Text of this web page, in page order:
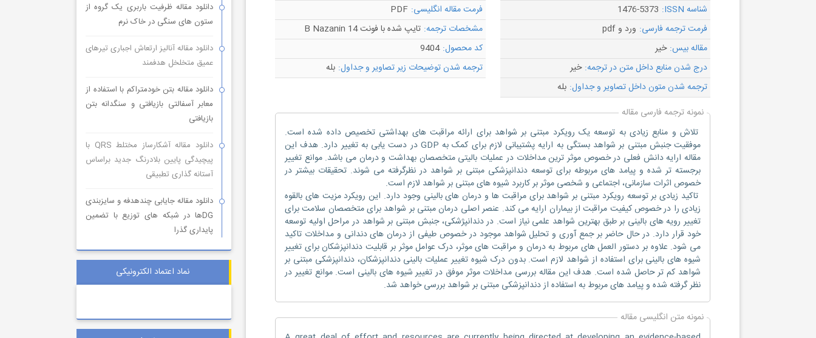
شناسه ISSN:
1476-5373 فرمت مقاله انگلیسی: PDF
فرمت ترجمه فارسی: ورد و pdf مشخصات ترجمه: تایپ شده با فونت B Nazanin 14
مقاله بیس: خیر کد محصول: 9404
درج شدن منابع داخل متن در ترجمه: خیر ترجمه شدن توضیحات زیر تصاویر و جداول: بله
ترجمه شدن متون داخل تصاویر و جداول: بله
نمونه ترجمه فارسی مقاله
تلاش و منابع زیادی به توسعه یک رویکرد مبتنی بر شواهد برای ارائه مراقبت های بهداشتی تخصیص داده شده است.
موفقیت جنبش مبتنی بر شواهد بستگی به ارایه پشتیبانی لازم برای کمک به GDP در دست یابی به تغییر دارد. هدف این
مقاله ارایه دانش فعلی در خصوص موثر ترین مداخلات در عملیات بالیتی متخصصان بهداشت و درمان می باشد. موانع تغییر
برجسته تر شده و پیامد های مربوطه برای توسعه دندانپزشکی مبتنی بر شواهد در نظرگرفته می شوند. تحقیقات بیشتر در
خصوص اثرات سازمانی، اجتماعی و شخصی موثر بر کاربرد شیوه های مبتنی بر شواهد لازم است.
تاکید زیادی بر توسعه رویکرد مبتنی بر شواهد برای مراقبت ها و درمان های بالینی وجود دارد. این رویکرد مزیت های بالقوه
زیادی را در خصوص کیفیت مراقبت از بیماران ارایه می کند. عنصر اصلی درمان مبتنی بر شواهد برای متخصصان سلامت برای
تغییر رویه های بالینی بر طبق بهترین شواهد علمی نیاز است. در دندانپژشکی، جنبش مبتنی بر شواهد در مراحل اولیه توسعه
خود قرار دارد. در حال حاضر بر جمع آوری و تحلیل شواهد موجود در خصوص طیفی از درمان های دندانی و مداخلات تاکید
می شود. علاوه بر دستور العمل های مربوط به درمان و مراقبت های موثر، درک عوامل موثر بر قابلیت دندانپزشکان برای تغییر
شیوه های بالینی برای استفاده از شواهد لازم است. بدون درک شیوه تغییر عملیات بالینی دندانپزشکان، دندانپزشکی مبتنی بر
شواهد کم تر حاصل شده است. هدف این مقاله بررسی مداخلات موثر موفق در تغییر شیوه های بالینی است. موانع تغییر در
نظر گرفته شده و پیامد های مربوط به استفاده از دندانپزشکی مبتنی بر شواهد بررسی خواهد شد.
نمونه متن انگلیسی مقاله
دانلود مقاله ظرفیت باربری یک گروه از
ستون های سنگی در خاک نرم
دانلود مقاله آنالیز ارتعاش اجباری تیرهای
عمیق متخلخل هدفمند
دانلود مقاله بتن خودمتراکم با استفاده از
معابر آسفالتی بازیافتی و سنگدانه بتن
بازیافتی
دانلود مقاله آشکارساز مختلط QRS با
پیچیدگی پایین بلادرنگ جدید براساس
آستانه گذاری تطبیقی
دانلود مقاله جایابی چندهدفه و سایزبندی
DGها در شبکه های توزیع با تضمین
پایداری گذرا
نماد اعتماد الکترونیکی